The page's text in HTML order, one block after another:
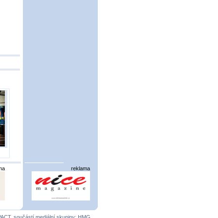
reklama